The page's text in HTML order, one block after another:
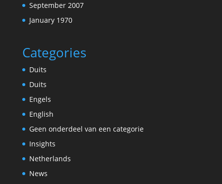
September 2007
January 1970
Categories
Duits
Duits
Engels
English
Geen onderdeel van een categorie
Insights
Netherlands
News